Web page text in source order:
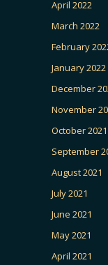
April 2022
March 2022
February
January 2022
December
November
October 2021
September
August 2021
July 2021
June 2021
May 2021
April 2021